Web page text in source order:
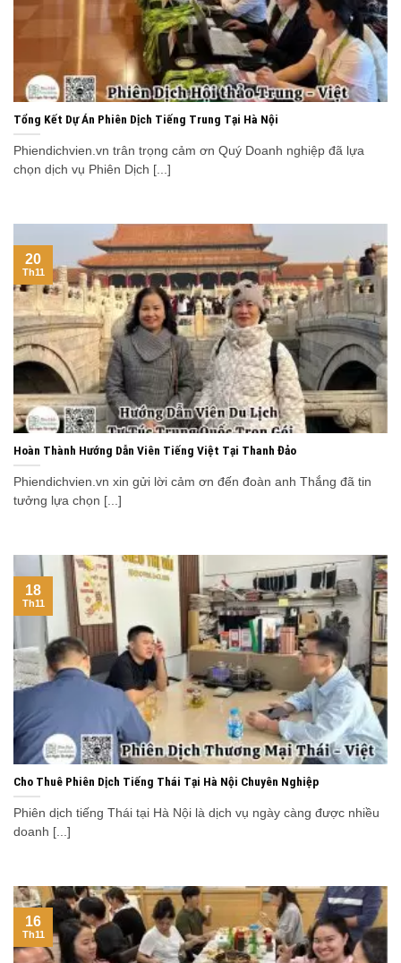
Tổng Kết Dự Án Phiên Dịch Tiếng Trung Tại Hà Nội
Phiendichvien.vn trân trọng cảm ơn Quý Doanh nghiệp đã lựa
chọn dịch vụ Phiên Dịch [...]
Hoàn Thành Hướng Dẫn Viên Tiếng Việt Tại Thanh Đảo
Phiendichvien.vn xin gửi lời cảm ơn đến đoàn anh Thắng đã tin
tưởng lựa chọn [...]
20
Th11
Cho Thuê Phiên Dịch Tiếng Thái Tại Hà Nội Chuyên Nghiệp
Phiên dịch tiếng Thái tại Hà Nội là dịch vụ ngày càng được nhiều
doanh [...]
18
Th11
16
Th11